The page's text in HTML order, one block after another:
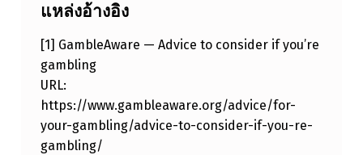
แหล่งอ้างอิง
[1] GambleAware — Advice to consider if you’re
gambling
URL:
https://www.gambleaware.org/advice/for-
your-gambling/advice-to-consider-if-you-re-
gambling/